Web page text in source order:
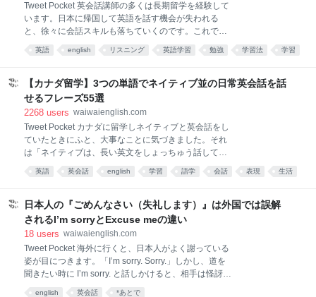
日常の中、旅行中、ビジネスのシーン等、上手く使っ
て一段上級のEnglish Speakerになってください。
１.How are you (doing)?欧米人は誰かに会うと開口一
番にこのフレーズを口にします。これはマナーですか
Tweet Pocket 英会話講師の多くは長期留学を経験して
います。日本に帰国して英語を話す機会が失われる
と、徐々に会話スキルも落ちていくのです。これでは
講師としての商売道具を失うことになるため、講師自
身も皆さんと同じように英語の勉強を欠かさないんで
している習慣を紹介します。 習慣①.聞き流さない 聞
き流すだけの英語学習法は有名ですが、本当にそれだ
けでリスニング力は伸びるでしょうか？私は「NO！」
るのは「リスニング力」ではなくて、「リスニングを
伸ばす土台」だからです。 例えば、「洋楽が好きな人
は、リスニング力アップも早い」と言います。これは
本当で、「英語に慣れる＝脳が英語を拒絶しない」と
練習を積ま
英語 english リスニング 英語学習 勉強 学習法 学習
【カナダ留学】3つの単語でネイティブ並の日常英会話を話
せるフレーズ55選
2268 users waiwaienglish.com
Tweet Pocket カナダに留学しネイティブと英会話をし
ていたときにふと、大事なことに気づきました。それ
は「ネイティブは、長い英文をしょっちゅう話してい
る訳ではない」という事です。 例えば、普段の英会話
はこのように始まります。 What’s up? I’m pretty good.
ていきます。 これはびっくりしました。なぜかと言う
と、中学で学んだような、I’m fine, thank you. And
you? のような長い英文が使われているのではなく、た
す。 つまり、このように短い英語フレーズでタイミン
グよく自分が言いたいことが言う事が出来れば、ネイ
ティブ並の英会話がスムーズにできるようになるとい
うことなのです。 1.英会話の80％は、3語以下で成り
英語 英会話 english 学習 語学 会話 表現 生活
日本人の『ごめんなさい（失礼します）』は外国では誤解
されるI’m sorryとExcuse meの違い
18 users waiwaienglish.com
Tweet Pocket 海外に行くと、日本人がよく謝っている
姿が目につきます。「I’m sorry. Sorry.」しかし、道を
聞きたい時に I’m sorry. と話しかけると、相手は怪訝そ
うな顔をして、Why do you say “I’m sorry.”? と聞き
english 英会話 *あとで